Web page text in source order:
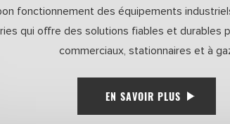
fonctionnement des équipements
qui offre des solutions fiables et durables
commerciaux, stationnaires et à
EN SAVOIR PLUS